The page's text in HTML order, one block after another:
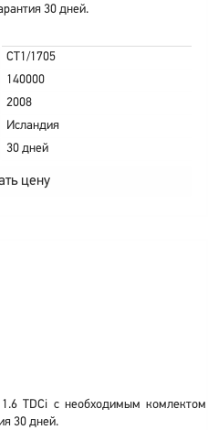
30 дней.
CT1/1705
140000
2008
Исландия
30 дней
цену
TDCi с необходимым комлектом
30 дней.